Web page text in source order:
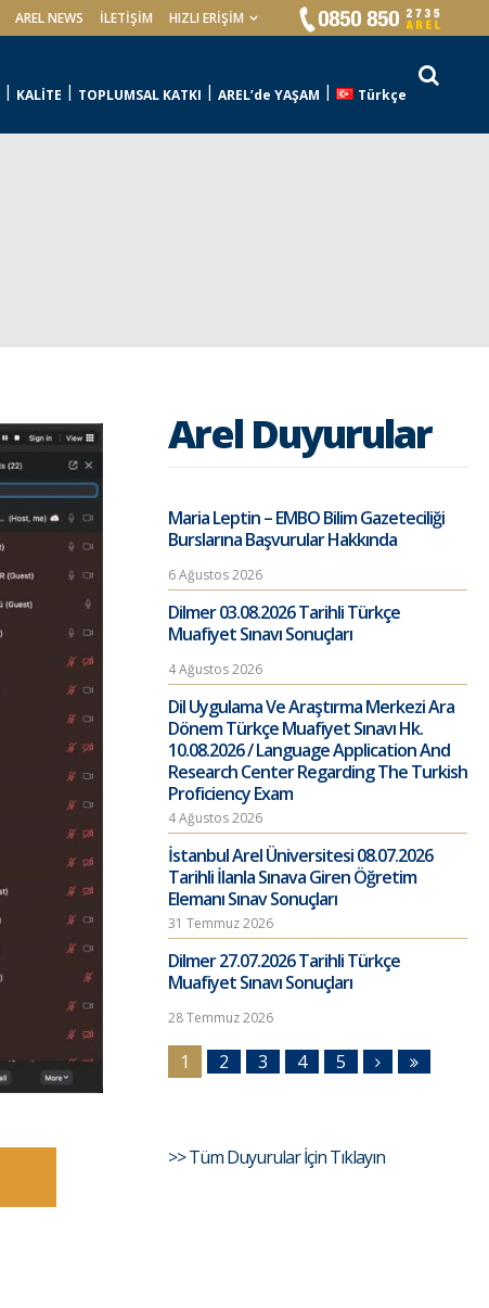
AREL NEWS İLETIŞIM HIZLI ERİŞİM
KALİTE TOPLUMSAL KATKI AREL’de YAŞAM Türkçe
Arel Duyurular
Maria Leptin – EMBO Bilim Gazeteciliği
Burslarına Başvurular Hakkında
6 Ağustos 2026
Dilmer 03.08.2026 Tarihli Türkçe
Muafiyet Sınavı Sonuçları
4 Ağustos 2026
Dil Uygulama Ve Araştırma Merkezi Ara
Dönem Türkçe Muafiyet Sınavı Hk.
10.08.2026 / Language Application And
Research Center Regarding The Turkish
Proficiency Exam
4 Ağustos 2026
İstanbul Arel Üniversitesi 08.07.2026
Tarihli İlanla Sınava Giren Öğretim
Elemanı Sınav Sonuçları
31 Temmuz 2026
Dilmer 27.07.2026 Tarihli Türkçe
Muafiyet Sınavı Sonuçları
28 Temmuz 2026
1 2 3 4 5
>> Tüm Duyurular İçin Tıklayın